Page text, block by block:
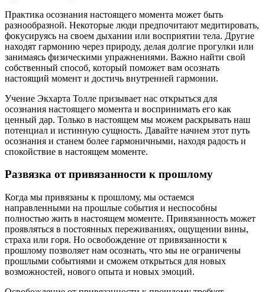
Практика осознания настоящего момента может быть
разнообразной. Некоторые люди предпочитают медитировать,
фокусируясь на своем дыхании или восприятии тела. Другие
находят гармонию через природу, делая долгие прогулки или
занимаясь физическими упражнениями. Важно найти свой
собственный способ, который поможет вам осознать
настоящий момент и достичь внутренней гармонии.
Учение Экхарта Толле призывает нас открыться для
осознания настоящего момента и воспринимать его как
ценный дар. Только в настоящем мы можем раскрывать наш
потенциал и истинную сущность. Давайте начнем этот путь
осознания и станем более гармоничными, находя радость и
спокойствие в настоящем моменте.
Развязка от привязанности к прошлому
Когда мы привязаны к прошлому, мы остаемся
направленными на прошлые события и неспособны
полностью жить в настоящем моменте. Привязанность может
проявляться в постоянных переживаниях, ощущении вины,
страха или горя. Но освобождение от привязанности к
прошлому позволяет нам осознать, что мы не ограничены
прошлыми событиями и сможем открыться для новых
возможностей, нового опыта и новых эмоций.